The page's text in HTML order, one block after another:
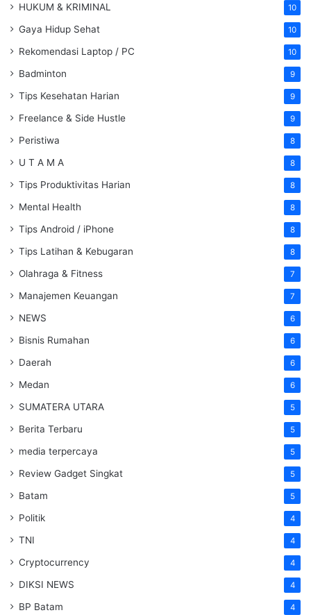
HUKUM & KRIMINAL 10
Gaya Hidup Sehat 10
Rekomendasi Laptop / PC 10
Badminton 9
Tips Kesehatan Harian 9
Freelance & Side Hustle 9
Peristiwa 8
U T A M A 8
Tips Produktivitas Harian 8
Mental Health 8
Tips Android / iPhone 8
Tips Latihan & Kebugaran 8
Olahraga & Fitness 7
Manajemen Keuangan 7
NEWS 6
Bisnis Rumahan 6
Daerah 6
Medan 6
SUMATERA UTARA 5
Berita Terbaru 5
media terpercaya 5
Review Gadget Singkat 5
Batam 5
Politik 4
TNI 4
Cryptocurrency 4
DIKSI NEWS 4
BP Batam 4